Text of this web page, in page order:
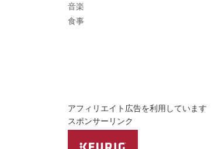
音楽
食事
アフィリエイト広告を利用しています
スポンサーリンク